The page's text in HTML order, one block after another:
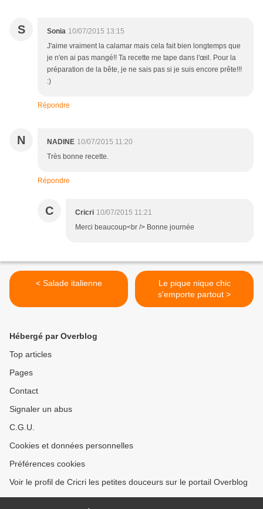
S Sonia 10/07/2015 13:15
J'aime vraiment la calamar mais cela fait bien longtemps que
je n'en ai pas mangé!! Ta recette me tape dans l'œil. Pour la
préparation de la bête, je ne sais pas si je suis encore prête!!!
:)
Répondre
N NADINE 10/07/2015 11:20
Très bonne recette.
Répondre
C Cricri 10/07/2015 11:21
Merci beaucoup<br /> Bonne journée
< Salade italienne
Le pique nique chic
s'emporte partout >
Hébergé par Overblog
Top articles
Pages
Contact
Signaler un abus
C.G.U.
Cookies et données personnelles
Préférences cookies
Voir le profil de Cricri les petites douceurs sur le portail Overblog